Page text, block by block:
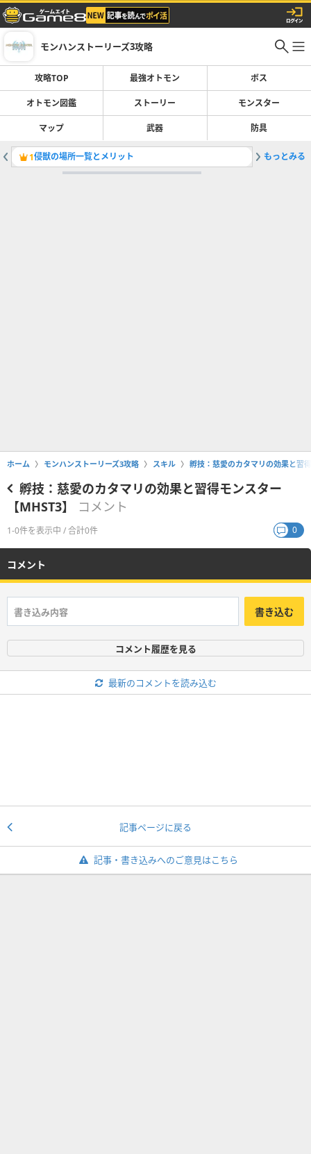
モンハンストーリーズ3攻略
攻略TOP 最強オトモン ボス
オトモン図鑑 ストーリー モンスター
マップ 武器 防具
1侵獣の場所一覧とメリット 2ヤマツ
もっとみる
ホーム モンハンストーリーズ3攻略 スキル 孵技：慈愛のカタマリの効果と習
孵技：慈愛のカタマリの効果と習得モンスター
【MHST3】
コメント
1-0件を表示中 / 合計0件 0
コメント
書き込む
コメント履歴を見る
最新のコメントを読み込む
記事ページに戻る
記事・書き込みへのご意見はこちら